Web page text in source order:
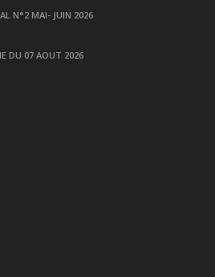
N°2 MAI- JUIN 2026
DU 07 AOUT 2026